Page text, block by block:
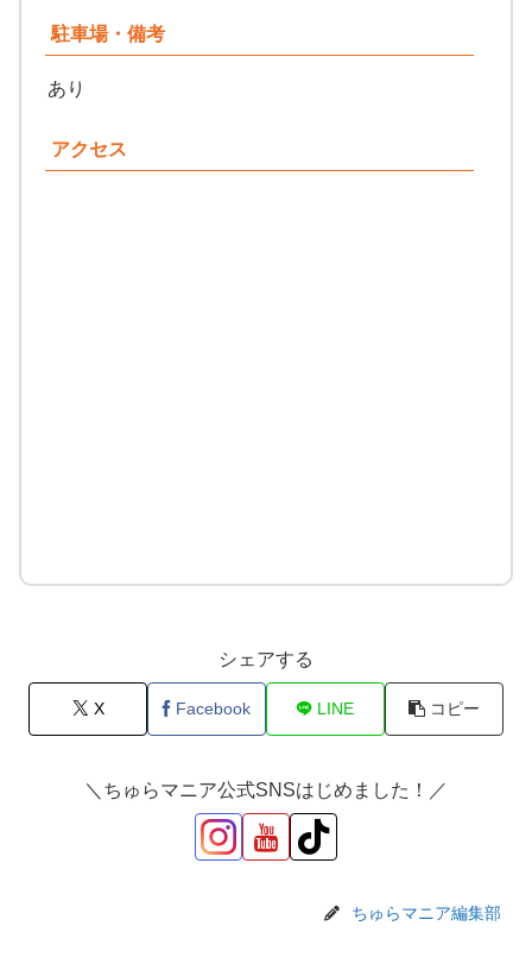
駐車場・備考
あり
アクセス
シェアする
X Facebook LINE コピー
＼ちゅらマニア公式SNSはじめました！／
ちゅらマニア編集部